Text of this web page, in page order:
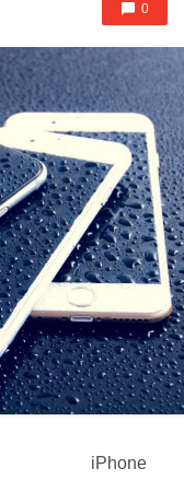
0
iPhone